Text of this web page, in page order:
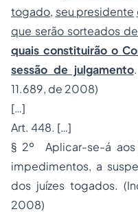
togado, seu presidente
que serão sorteados
quais constituirão o
sessão de julgamento
11.689, de 2008)
[…]
Art. 448. […]
§ 2º Aplicar-se-á
impedimentos, a
dos juízes togados.
2008)